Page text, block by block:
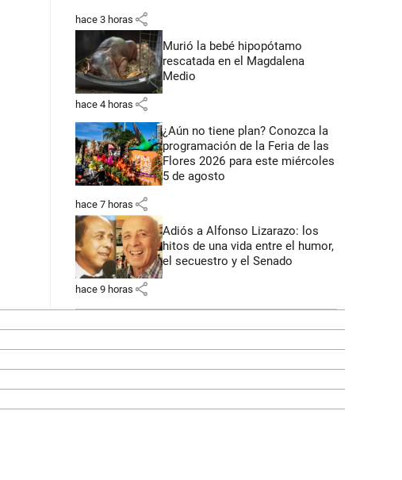
hace 3 horas share
Murió la bebé hipopótamo
rescatada en el Magdalena
Medio
hace 4 horas share
¿Aún no tiene plan? Conozca la
programación de la Feria de las
Flores 2026 para este miércoles
5 de agosto
hace 7 horas share
Adiós a Alfonso Lizarazo: los
hitos de una vida entre el humor,
el secuestro y el Senado
hace 9 horas share